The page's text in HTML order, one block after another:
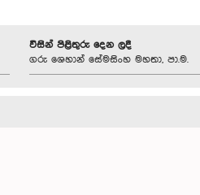
විසින් පිළිතුරු දෙන ලදී
ගරු ශෙහාන් සේමසිංහ මහතා, පා.ම.